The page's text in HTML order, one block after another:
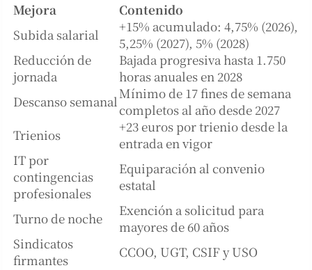
Mejora
Contenido
Subida salarial
+15% acumulado: 4,75% (2026),
5,25% (2027), 5% (2028)
Reducción de
jornada
Bajada progresiva hasta 1.750
horas anuales en 2028
Descanso semanalMínimo de 17 fines de semana
completos al año desde 2027
Trienios
+23 euros por trienio desde la
entrada en vigor
IT por
contingencias
profesionales
Equiparación al convenio
estatal
Turno de noche
Exención a solicitud para
mayores de 60 años
Sindicatos
firmantes
CCOO, UGT, CSIF y USO